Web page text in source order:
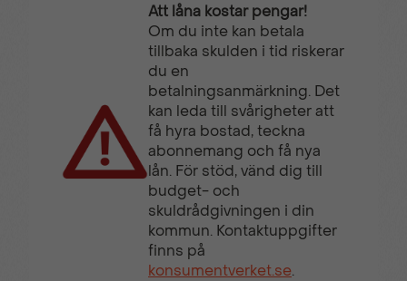
Att låna kostar pengar!
Om du inte kan betala
tillbaka skulden i tid riskerar
du en
betalningsanmärkning. Det
kan leda till svårigheter att
få hyra bostad, teckna
abonnemang och få nya
lån. För stöd, vänd dig till
budget- och
skuldrådgivningen i din
kommun. Kontaktuppgifter
finns på
konsumentverket.se.